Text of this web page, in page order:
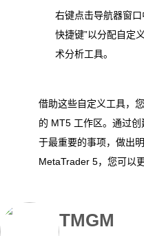
右键点击导航器窗
快捷键”以分配自定
术分析工具。
借助这些自定义工具，
的 MT5 工作区。通过
于最重要的事项，做出
MetaTrader 5，您可以
TMGM